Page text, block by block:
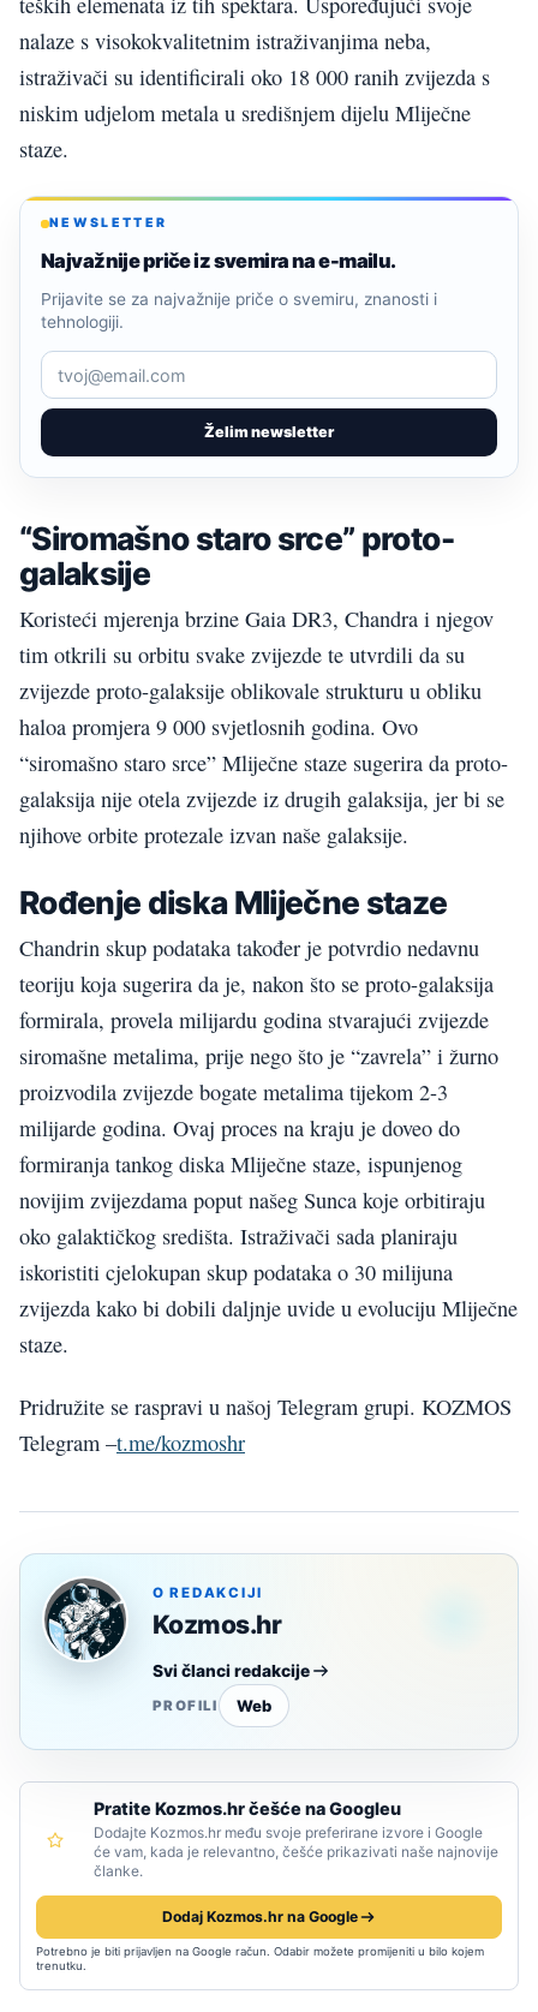
nalaze s visokokvalitetnim istraživanjima neba,
istraživači su identificirali oko 18 000 ranih zvijezda s
niskim udjelom metala u središnjem dijelu Mliječne
staze.
NEWSLETTER
Najvažnije priče iz svemira na e-mailu.
Želim newsletter
Prijavite se za najvažnije priče o svemiru, znanosti i
tehnologiji.
“Siromašno staro srce” proto-
galaksije
Koristeći mjerenja brzine Gaia DR3, Chandra i njegov
tim otkrili su orbitu svake zvijezde te utvrdili da su
zvijezde proto-galaksije oblikovale strukturu u obliku
haloa promjera 9 000 svjetlosnih godina. Ovo
“siromašno staro srce” Mliječne staze sugerira da proto-
galaksija nije otela zvijezde iz drugih galaksija, jer bi se
njihove orbite protezale izvan naše galaksije.
Rođenje diska Mliječne staze
Chandrin skup podataka također je potvrdio nedavnu
teoriju koja sugerira da je, nakon što se proto-galaksija
formirala, provela milijardu godina stvarajući zvijezde
siromašne metalima, prije nego što je “zavrela” i žurno
proizvodila zvijezde bogate metalima tijekom 2-3
milijarde godina. Ovaj proces na kraju je doveo do
formiranja tankog diska Mliječne staze, ispunjenog
novijim zvijezdama poput našeg Sunca koje orbitiraju
oko galaktičkog središta. Istraživači sada planiraju
iskoristiti cjelokupan skup podataka o 30 milijuna
zvijezda kako bi dobili daljnje uvide u evoluciju Mliječne
staze.
Pridružite se raspravi u našoj Telegram grupi. KOZMOS
Telegram –t.me/kozmoshr
O REDAKCIJI
Kozmos.hr
Svi članci redakcije
PROFILI Web
Pratite Kozmos.hr češće na Googleu
Dodajte Kozmos.hr među svoje preferirane izvore i Google
će vam, kada je relevantno, češće prikazivati naše najnovije
članke.
Dodaj Kozmos.hr na Google
Potrebno je biti prijavljen na Google račun. Odabir možete promijeniti u bilo kojem
trenutku.